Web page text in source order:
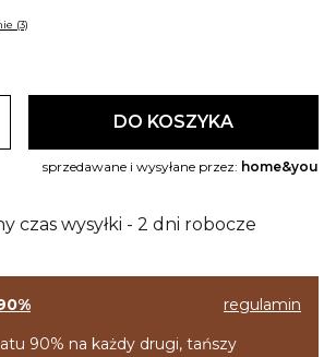
(3)
DO KOSZYKA
sprzedawane i wysyłane przez: home&you
czas wysyłki - 2 dni robocze
regulamin
90% na każdy drugi, tańszy